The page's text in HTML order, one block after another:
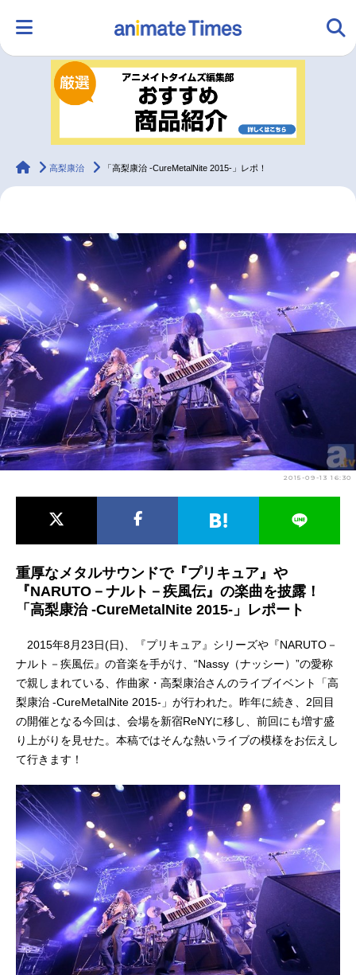
ランキング アニメ
ラジオ みんなの声
2.5次元 トレンド 無料マンガ
最新記事一覧
アニメ記事一覧 声優記事一覧
アニメ映画一覧 実写化映画一覧
今期アニメ曜日別一覧
春アニメ 夏アニメ
男性声優/女性声優一覧
animateTimes
高梨康治 「高梨康治 -CureMetalNite 2015-」レポ！
2015-09-13 16:30
重厚なメタルサウンドで『プリキュア』や
『NARUTO－ナルト－疾風伝』の楽曲を披露！
「高梨康治 -CureMetalNite 2015-」レポート
2015年8月23日(日)、『プリキュア』シリーズや『NARUTO－
ナルト－疾風伝』の音楽を手がけ、“Nassy（ナッシー）”の愛称
で親しまれている、作曲家・高梨康治さんのライブイベント「高
梨康治 -CureMetalNite 2015-」が行われた。昨年に続き、2回目
の開催となる今回は、会場を新宿ReNYに移し、前回にも増す盛
り上がりを見せた。本稿ではそんな熱いライブの模様をお伝えし
て行きます！